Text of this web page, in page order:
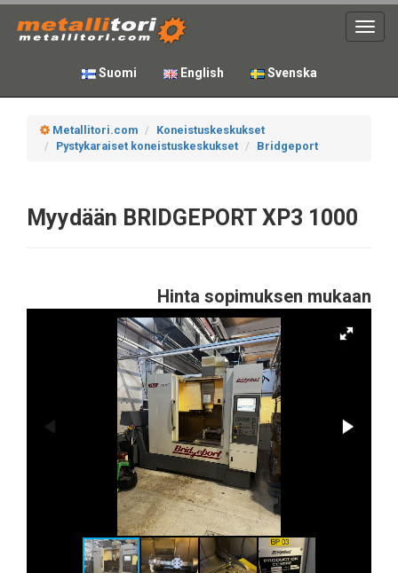
Suomi English Svenska
Metallitori.com
Koneistuskeskukset
Pystykaraiset koneistuskeskukset
Bridgeport
Myydään BRIDGEPORT XP3 1000
Hinta sopimuksen mukaan